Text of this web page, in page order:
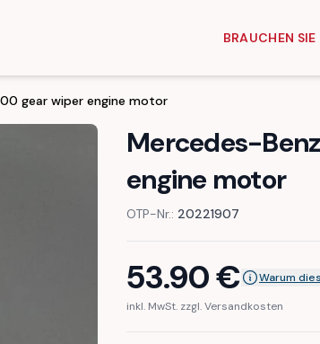
BRAUCHEN
gear wiper engine motor
Mercedes-
engine motor
OTP-Nr.: 20221907
53.90€
Warum
inkl. MwSt. zzgl. Versandkosten